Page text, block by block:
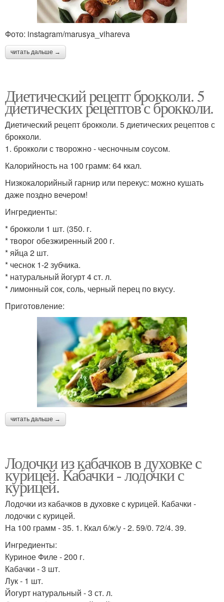
Фото: instagram/marusya_vihareva
читать дальше →
Диетический рецепт брокколи. 5
диетических рецептов с брокколи.
Диетический рецепт брокколи. 5 диетических рецептов с
брокколи.
1. брокколи с творожно - чесночным соусом.
Калорийность на 100 грамм: 64 ккал.
Низкокалорийный гарнир или перекус: можно кушать
даже поздно вечером!
Ингредиенты:
* брокколи 1 шт. (350. г.
* творог обезжиренный 200 г.
* яйца 2 шт.
* чеснок 1-2 зубчика.
* натуральный йогурт 4 ст. л.
* лимонный сок, соль, черный перец по вкусу.
Приготовление:
читать дальше →
Лодочки из кабачков в духовке с
курицей. Кабачки - лодочки с
курицей.
Лодочки из кабачков в духовке с курицей. Кабачки -
лодочки с курицей.
На 100 грамм - 35. 1. Ккал б/ж/у - 2. 59/0. 72/4. 39.
Ингредиенты:
Куриное Филе - 200 г.
Кабачки - 3 шт.
Лук - 1 шт.
Йогурт натуральный - 3 ст. л.